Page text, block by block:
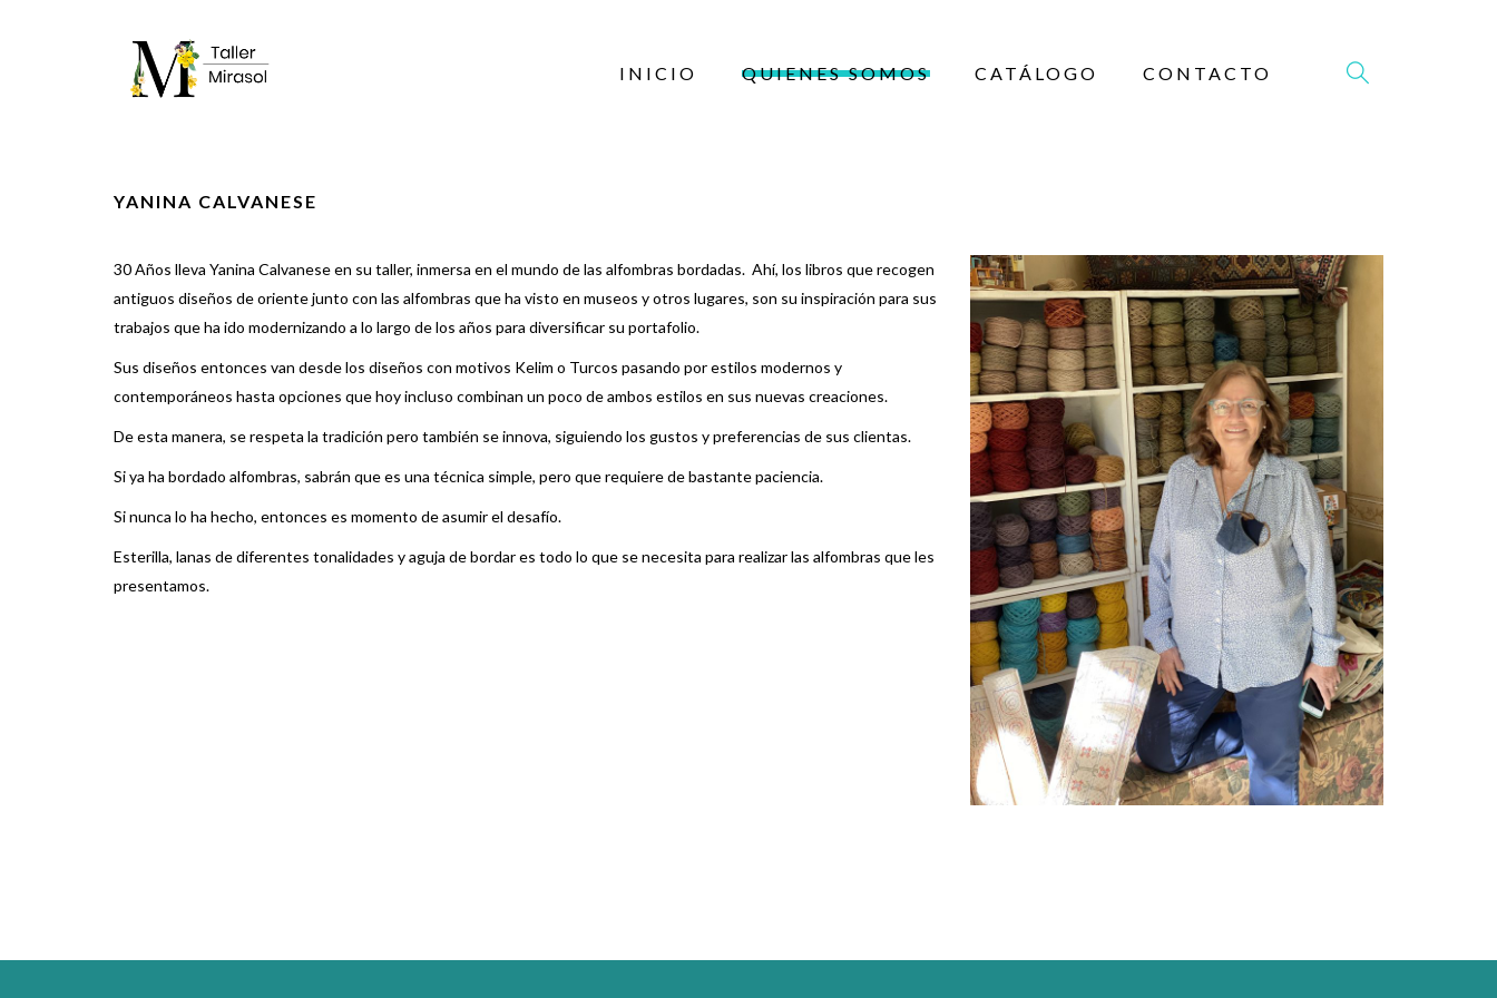
INICIO QUIENES SOMOS CATÁLOGO CONTACTO
YANINA CALVANESE
30 Años lleva Yanina Calvanese en su taller, inmersa en el mundo de las alfombras bordadas. Ahí, los libros que recogen
antiguos diseños de oriente junto con las alfombras que ha visto en museos y otros lugares, son su inspiración para sus
trabajos que ha ido modernizando a lo largo de los años para diversificar su portafolio.
Sus diseños entonces van desde los diseños con motivos Kelim o Turcos pasando por estilos modernos y
contemporáneos hasta opciones que hoy incluso combinan un poco de ambos estilos en sus nuevas creaciones.
De esta manera, se respeta la tradición pero también se innova, siguiendo los gustos y preferencias de sus clientas.
Si ya ha bordado alfombras, sabrán que es una técnica simple, pero que requiere de bastante paciencia.
Si nunca lo ha hecho, entonces es momento de asumir el desafío.
Esterilla, lanas de diferentes tonalidades y aguja de bordar es todo lo que se necesita para realizar las alfombras que les
presentamos.